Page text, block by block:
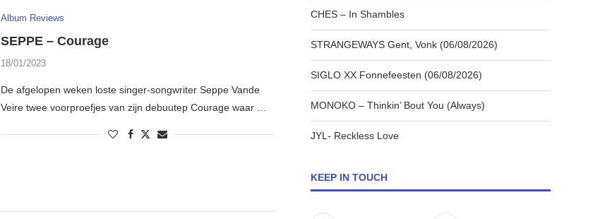
Album Reviews
SEPPE – Courage
18/01/2023
De afgelopen weken loste singer-songwriter Seppe Vande
Veire twee voorproefjes van zijn debuutep Courage waar …
CHES – In Shambles
STRANGEWAYS Gent, Vonk (06/08/2026)
SIGLO XX Fonnefeesten (06/08/2026)
MONOKO – Thinkin’ Bout You (Always)
JYL- Reckless Love
KEEP IN TOUCH